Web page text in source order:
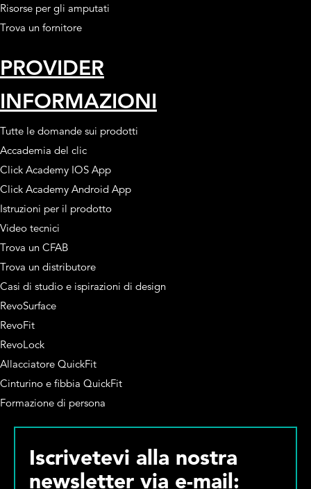
Risorse per gli amputati
Trova un fornitore
PROVIDER
INFORMAZIONI
Tutte le domande sui prodotti
Accademia del clic
Click Academy IOS App
Click Academy Android App
Istruzioni per il prodotto
Video tecnici
Trova un CFAB
Trova un distributore
Casi di studio e ispirazioni di design
RevoSurface
RevoFit
RevoLock
Allacciatore QuickFit
Cinturino e fibbia QuickFit
Formazione di persona
Iscrivetevi alla nostra
newsletter via e-mail: